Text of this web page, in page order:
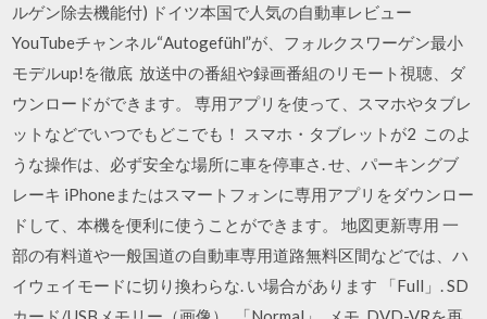
ルゲン除去機能付) ドイツ本国で人気の自動車レビュー
YouTubeチャンネル“Autogefühl”が、フォルクスワーゲン最小
モデルup!を徹底 放送中の番組や録画番組のリモート視聴、ダ
ウンロードができます。 専用アプリを使って、スマホやタブレ
ットなどでいつでもどこでも！ スマホ・タブレットが2 このよ
うな操作は、必ず安全な場所に車を停車さ. せ、パーキングブ
レーキ iPhoneまたはスマートフォンに専用アプリをダウンロー
ドして、本機を便利に使うことができます。 地図更新専用 一
部の有料道や一般国道の自動車専用道路無料区間などでは、ハ
イウェイモードに切り換わらな. い場合があります 「Full」. SD